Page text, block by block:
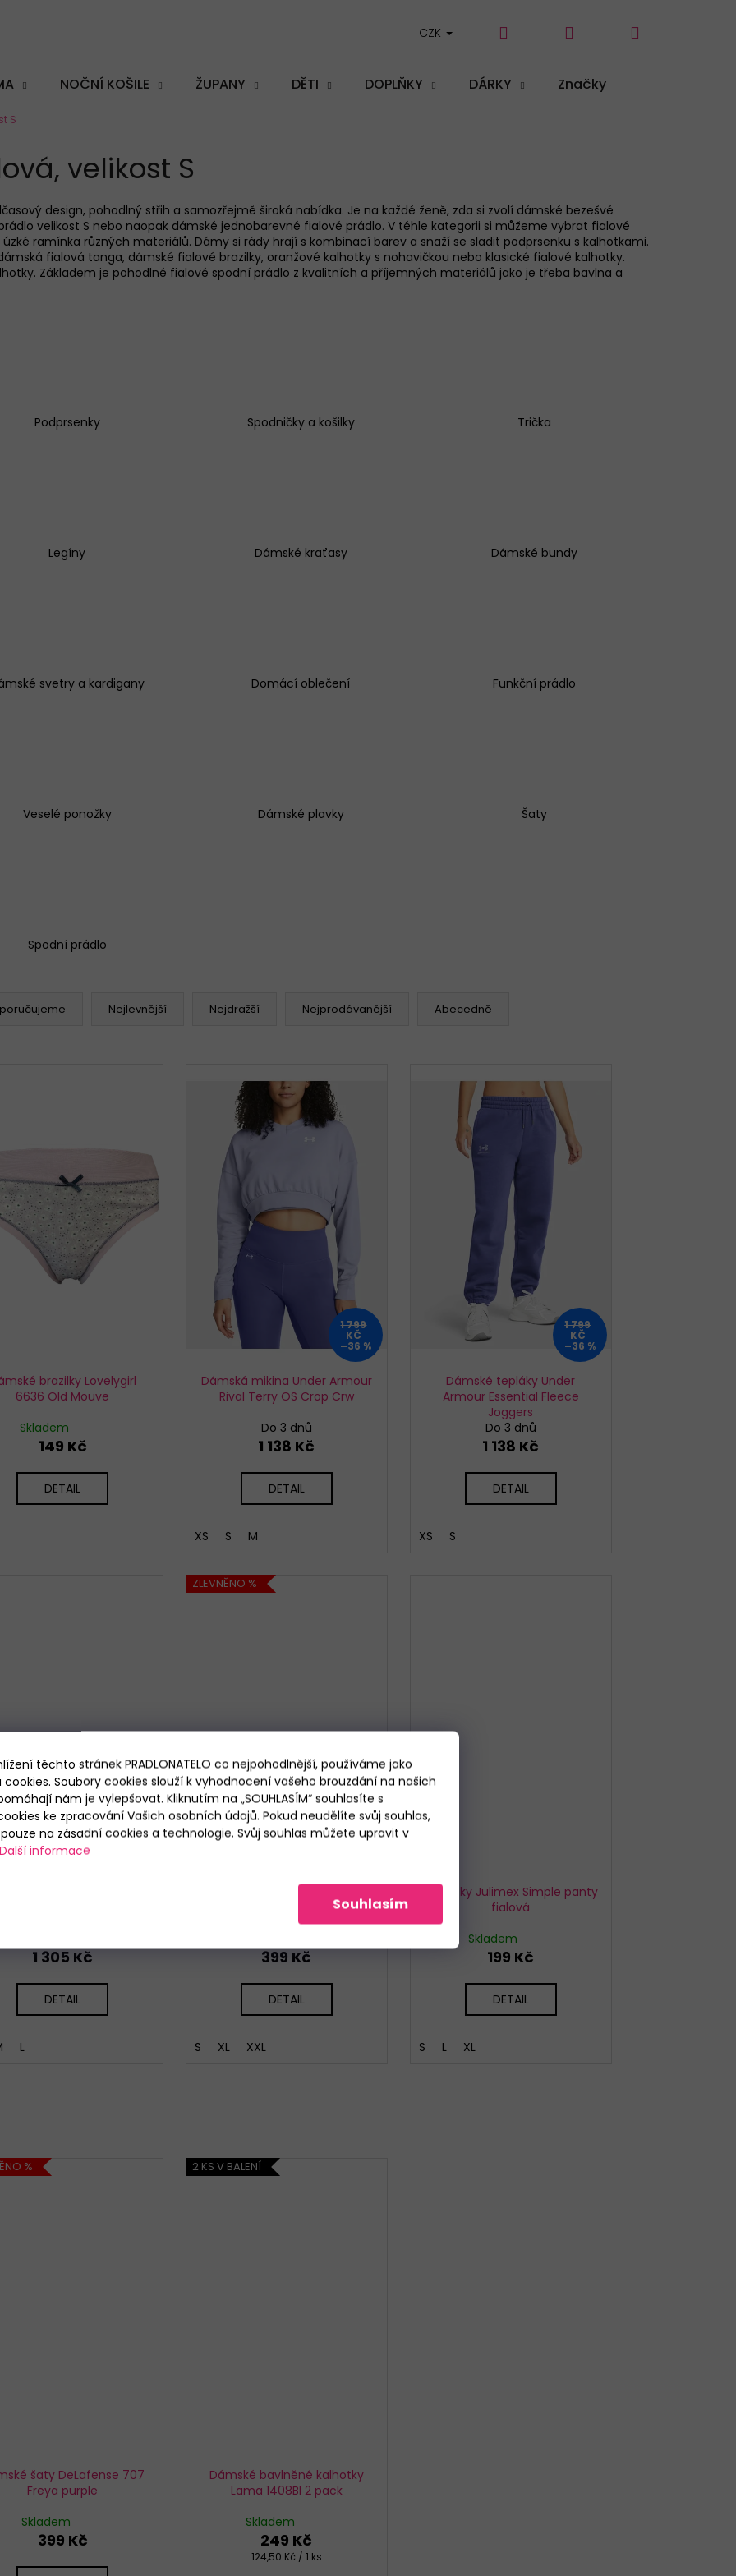
těchto stránek PRADLONATELO co nejpohodlnější, používáme jako
Soubory cookies slouží k vyhodnocení vašeho brouzdání na našich
nám je vylepšovat. Kliknutím na „SOUHLASÍM“ souhlasíte s
ke zpracování Vašich osobních údajů. Pokud neudělíte svůj souhlas,
na zásadní cookies a technologie. Svůj souhlas můžete upravit v
Další informace
Souhlasím
NOČNÍ KOŠILE ŽUPANY DĚTI DOPLŇKY DÁRKY Značky
CZK Přihlášení
S
velikost S
design, pohodlný střih a samozřejmě široká nabídka. Je na každé ženě, zda si zvolí dámské bezešvé
velikost S nebo naopak dámské jednobarevné fialové prádlo. V téhle kategorii si můžeme vybrat fialové
ramínka různých materiálů. Dámy si rády hrají s kombinací barev a snaží se sladit podprsenku s kalhotkami.
fialová tanga, dámské fialové brazilky, oranžové kalhotky s nohavičkou nebo klasické fialové kalhotky.
Základem je pohodlné fialové spodní prádlo z kvalitních a příjemných materiálů jako je třeba bavlna a
Podprsenky Spodničky a košilky Trička
Legíny Dámské kraťasy Dámské bundy
svetry a kardigany Domácí oblečení Funkční prádlo
Veselé ponožky Dámské plavky Šaty
Spodní prádlo
Nejlevnější Nejdražší Nejprodávanější Abecedně
brazilky Lovelygirl
6636 Old Mouve
Skladem
149 Kč
DETAIL
1 799
KČ
–36 %
Dámská mikina Under Armour
Rival Terry OS Crop Crw
Do 3 dnů
1 138 Kč
DETAIL
XS S M
1 799
KČ
–36 %
Dámské tepláky Under
Armour Essential Fleece
Joggers
Do 3 dnů
1 138 Kč
DETAIL
XS S
1 649
fleecová mikina
1 305 Kč
DETAIL
L
ZLEVNĚNO %
729
Dámské šaty DeLafense 699
399 Kč
DETAIL
S XL XXL
Kalhotky Julimex Simple panty
fialová
Skladem
199 Kč
DETAIL
S L XL
%
šaty DeLafense 707
Freya purple
Skladem
399 Kč
2 KS V BALENÍ
Dámské bavlněné kalhotky
Lama 1408BI 2 pack
Skladem
249 Kč
Měrná
124,50 Kč / 1 ks
Co potřebujete najít?
HLEDAT
KALHOTKY BAVLNĚNÉ 3679 LOVELYGIRL
KALHOTKY JULIMEX SIMPLE BÉŽOVÉ